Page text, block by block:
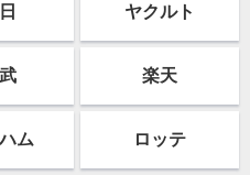
ヤクルト
楽天
ム ロッテ